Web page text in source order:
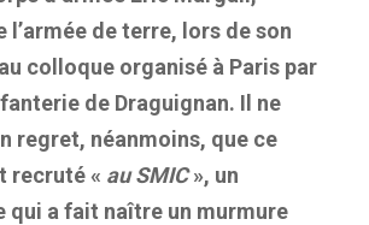
l’armée de terre, lors de son
colloque organisé à Paris par
de Draguignan. Il ne
regret, néanmoins, que ce
recruté « au SMIC», un
qui a fait naître un murmure